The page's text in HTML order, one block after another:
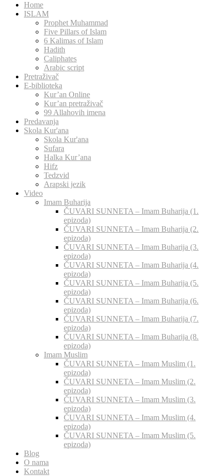
Home
ISLAM
Prophet Muhammad
Five Pillars of Islam
6 Kalimas of Islam
Hadith
Caliphates
Arabic script
Pretraživač
E-biblioteka
Kur’an Online
Kur’an pretraživač
99 Allahovih imena
Predavanja
Skola Kur'ana
Skola Kur'ana
Sufara
Halka Kur’ana
Hifz
Tedzvid
Arapski jezik
Video
Imam Buharija
ČUVARI SUNNETA – Imam Buharija (1.
epizoda)
ČUVARI SUNNETA – Imam Buharija (2.
epizoda)
ČUVARI SUNNETA – Imam Buharija (3.
epizoda)
ČUVARI SUNNETA – Imam Buharija (4.
epizoda)
ČUVARI SUNNETA – Imam Buharija (5.
epizoda)
ČUVARI SUNNETA – Imam Buharija (6.
epizoda)
ČUVARI SUNNETA – Imam Buharija (7.
epizoda)
ČUVARI SUNNETA – Imam Buharija (8.
epizoda)
Imam Muslim
ČUVARI SUNNETA – Imam Muslim (1.
epizoda)
ČUVARI SUNNETA – Imam Muslim (2.
epizoda)
ČUVARI SUNNETA – Imam Muslim (3.
epizoda)
ČUVARI SUNNETA – Imam Muslim (4.
epizoda)
ČUVARI SUNNETA – Imam Muslim (5.
epizoda)
Blog
O nama
Kontakt